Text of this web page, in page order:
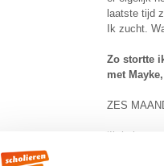
laatste tijd
Ik zucht.
Zo stortte
met
ZES
‘Ik heb er
aan de